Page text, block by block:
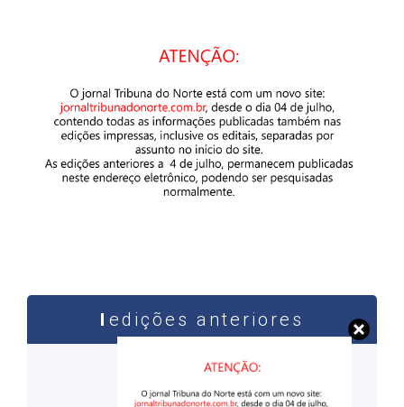
edições anteriores